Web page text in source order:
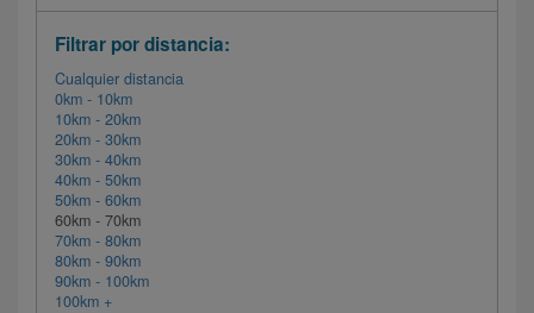
Filtrar por distancia:
Cualquier distancia
0km - 10km
10km - 20km
20km - 30km
30km - 40km
40km - 50km
50km - 60km
60km - 70km
70km - 80km
80km - 90km
90km - 100km
100km +